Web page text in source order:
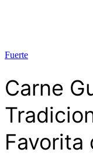
Fuerte
Carne
Favorita